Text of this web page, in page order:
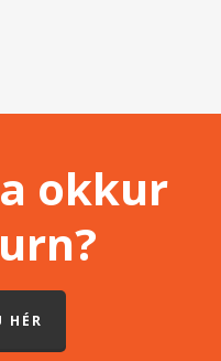
okkur
HÉR